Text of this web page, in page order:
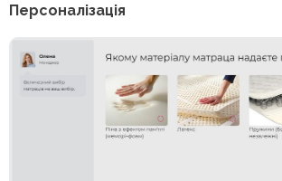
Персоналізація